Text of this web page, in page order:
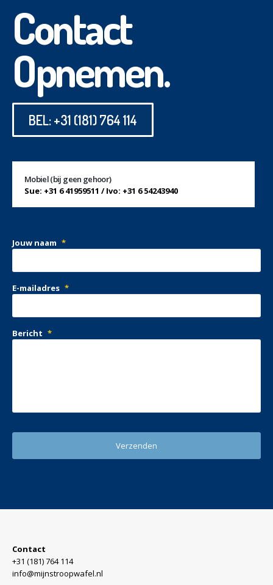
Contact
Opnemen.
BEL: +31 (181) 764 114
Mobiel (bij geen gehoor)
Sue: +31 6 41959511 / Ivo: +31 6 54243940
Jouw naam *
E-mailadres *
Bericht *
Contact
+31 (181) 764 114
info@mijnstroopwafel.nl